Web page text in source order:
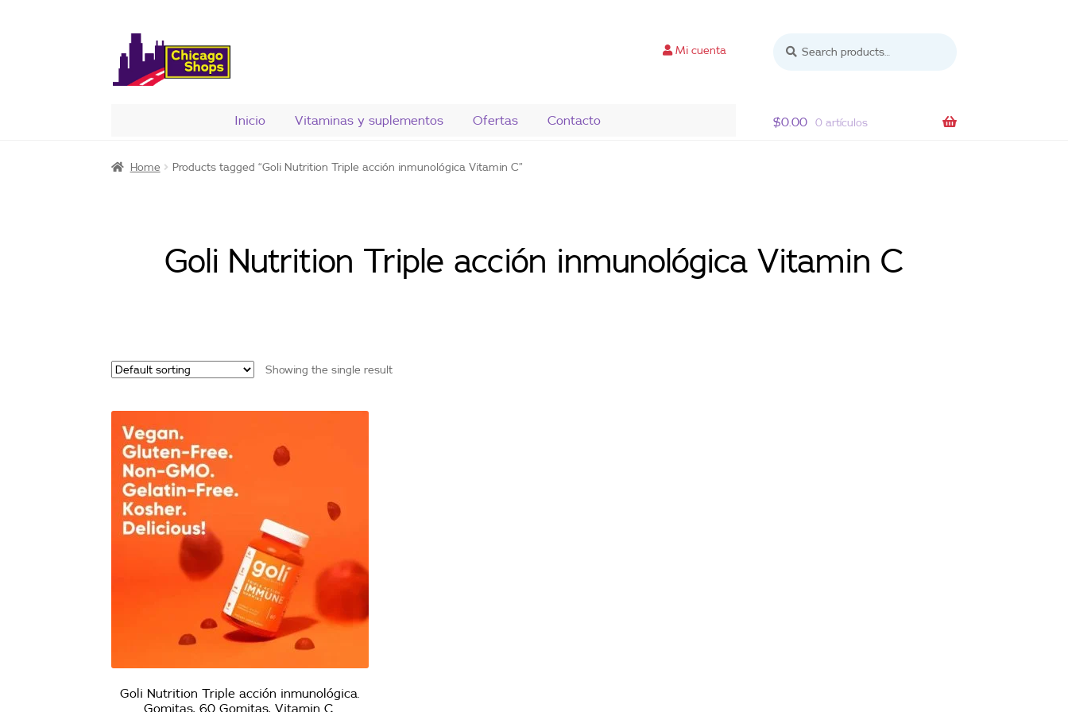
Saltar
navegación
al
contenido
Mi cuenta
for:
Inicio Vitaminas y suplementos Ofertas Contacto $0.00 0 artículos
Home Products tagged “Goli Nutrition Triple acción inmunológica Vitamin C”
Goli Nutrition Triple acción inmunológica Vitamin C
Showing the single result
Goli Nutrition Triple acción inmunológica.
Gomitas, 60 Gomitas, Vitamin C.